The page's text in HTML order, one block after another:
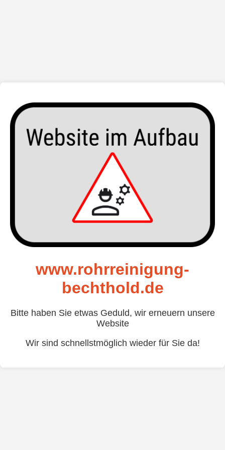
www.rohrreinigung-
bechthold.de
Bitte haben Sie etwas Geduld, wir erneuern unsere
Website
Wir sind schnellstmöglich wieder für Sie da!